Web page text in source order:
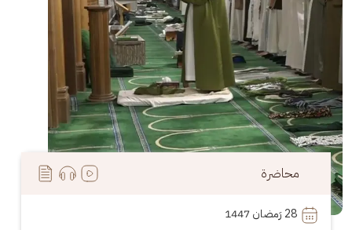
محاضرة
28